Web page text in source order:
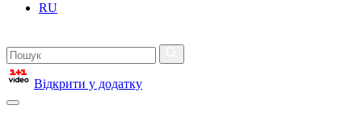
RU
Відкрити у додатку